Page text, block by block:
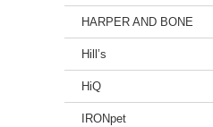
HARPER AND BONE
Hill’s
HiQ
IRONpet